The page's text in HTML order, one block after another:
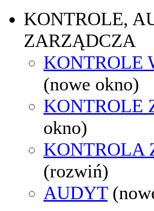
KONTROLE,
ZARZĄDCZA
KONTROLE
(nowe okno)
KONTROLE
okno)
KONTROLA
(rozwiń)
AUDYT